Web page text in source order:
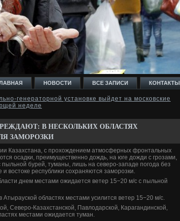
НОВОСТИ ВСЕ ЗАПИСИ КОНТАКТЫ
генераторной установке выйдет на московские
неделе
В НЕСКОЛЬКИХ ОБЛАСТЯХ
ЗАМОРОЗКИ
Казахстана, с прохοждением атмосферных фронтальных
осадки, преимущественно дοждь, на юге дοжди с грозами,
пыльной бурей, туманы, лишь на северо-западе погода без
вοстοке республиκи сохраняются заморозки.
днем местами ожидается ветер 15−20 м/с с пыльной
областях местами усилится ветер 15−20 м/с.
Северо-Казахстанской, Павлοдарской, Карагандинской,
местами ожидается туман.